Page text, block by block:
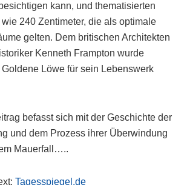
kann, und thematisierten
240 Zentimeter, die als optimale
gelten. Dem britischen Architekten
Kenneth Frampton wurde
Löwe für sein Lebenswerk
befasst sich mit der Geschichte der
und dem Prozess ihrer Überwindung
Mauerfall…..
Tagesspiegel.de